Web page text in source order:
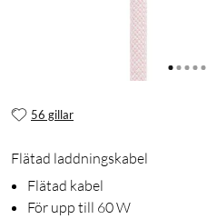
56 gillar
Flätad laddningskabel
Flätad kabel
För upp till 60 W